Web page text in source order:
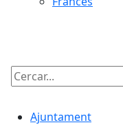
Cercar:
Ajuntament